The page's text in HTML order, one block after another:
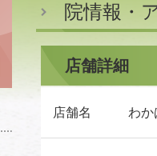
院情報・
店舗詳細
店舗名 わ